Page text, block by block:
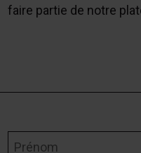
faire partie de notre